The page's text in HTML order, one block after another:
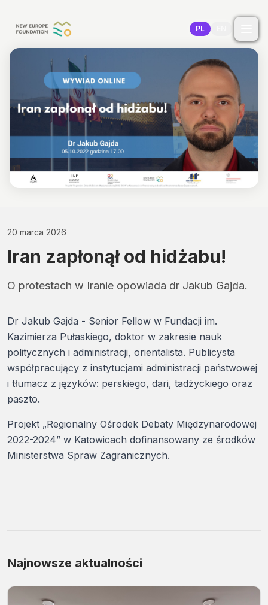
PL
20 marca 2026
Iran zapłonął od hidżabu!
O protestach w Iranie opowiada dr Jakub Gajda.
Dr Jakub Gajda - Senior Fellow w Fundacji im.
Kazimierza Pułaskiego, doktor w zakresie nauk
politycznych i administracji, orientalista. Publicysta
współpracujący z instytucjami administracji państwowej
i tłumacz z języków: perskiego, dari, tadżyckiego oraz
paszto.
Projekt „Regionalny Ośrodek Debaty Międzynarodowej
2022-2024” w Katowicach dofinansowany ze środków
Ministerstwa Spraw Zagranicznych.
Najnowsze aktualności